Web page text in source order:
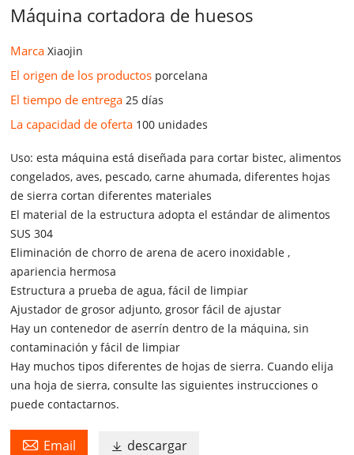
Máquina cortadora de huesos
MarcaXiaojin
El origen de los productos porcelana
El tiempo de entrega25 días
La capacidad de oferta 100 unidades
Uso: esta máquina está diseñada para cortar bistec, alimentos
congelados, aves, pescado, carne ahumada, diferentes hojas
de sierra cortan diferentes materiales
El material de la estructura adopta el estándar de alimentos
SUS 304
Eliminación de chorro de arena de acero inoxidable ,
apariencia hermosa
Estructura a prueba de agua, fácil de limpiar
Ajustador de grosor adjunto, grosor fácil de ajustar
Hay un contenedor de aserrín dentro de la máquina, sin
contaminación y fácil de limpiar
Hay muchos tipos diferentes de hojas de sierra. Cuando elija
una hoja de sierra, consulte las siguientes instrucciones o
puede contactarnos.
 Email  descargar